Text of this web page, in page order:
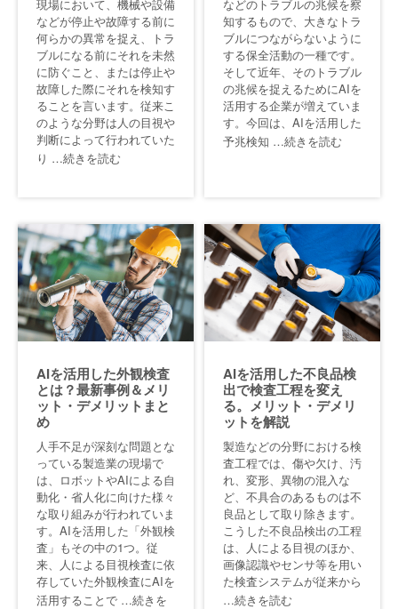
現場において、機械や設備
などが停止や故障する前に
何らかの異常を捉え、トラ
ブルになる前にそれを未然
に防ぐこと、または停止や
故障した際にそれを検知す
ることを言います。従来こ
のような分野は人の目視や
判断によって行われていた
り …続きを読む
などのトラブルの兆候を察
知するもので、大きなトラ
ブルにつながらないように
する保全活動の一種です。
そして近年、そのトラブル
の兆候を捉えるためにAIを
活用する企業が増えていま
す。今回は、AIを活用した
予兆検知 …続きを読む
AIを活用した外観検査
とは？最新事例＆メリ
ット・デメリットまと
め
人手不足が深刻な問題とな
っている製造業の現場で
は、ロボットやAIによる自
動化・省人化に向けた様々
な取り組みが行われていま
す。AIを活用した「外観検
査」もその中の1つ。従
来、人による目視検査に依
存していた外観検査にAIを
活用することで …続きを
AIを活用した不良品検
出で検査工程を変え
る。メリット・デメリ
ットを解説
製造などの分野における検
査工程では、傷や欠け、汚
れ、変形、異物の混入な
ど、不具合のあるものは不
良品として取り除きます。
こうした不良品検出の工程
は、人による目視のほか、
画像認識やセンサ等を用い
た検査システムが従来から
…続きを読む